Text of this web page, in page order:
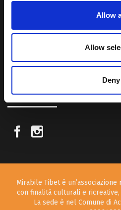
Allow
Allow
Deny
della cultura, della storia e della
vicina la possibilità per chiunque
– visitare il “Tetto del Mondo”.
SEGUICI SUI NOSTRI
Mirabile Tibet è
con finalità culturali e ricreative,
La sede è nel Comune di